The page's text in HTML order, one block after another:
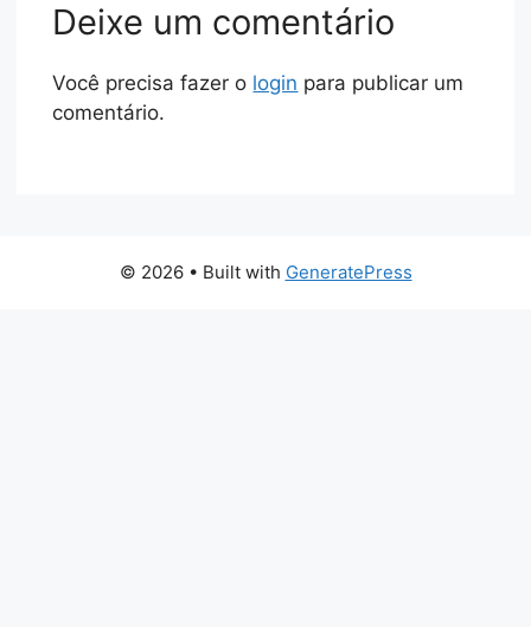
Deixe um comentário
Você precisa fazer o login para publicar um
comentário.
© 2026 • Built with GeneratePress